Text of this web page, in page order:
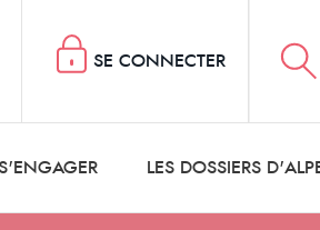
LES DOSSIERS
SE CONNECTER